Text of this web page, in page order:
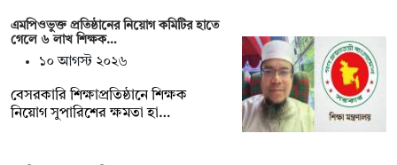
এমপিওভুক্ত প্রতিষ্ঠানের নিয়োগ কমিটির হাতে
গেলে ৬ লাখ শিক্ষক…
১০ আগস্ট ২০২৬
বেসরকারি শিক্ষাপ্রতিষ্ঠানে শিক্ষক
নিয়োগ সুপারিশের ক্ষমতা হা…